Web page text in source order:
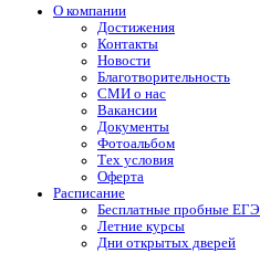
О компании
Достижения
Контакты
Новости
Благотворительность
СМИ о нас
Вакансии
Документы
Фотоальбом
Тех условия
Оферта
Расписание
Бесплатные пробные ЕГЭ
Летние курсы
Дни открытых дверей